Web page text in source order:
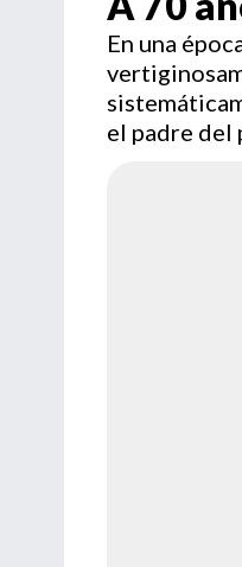
En una
el padre del